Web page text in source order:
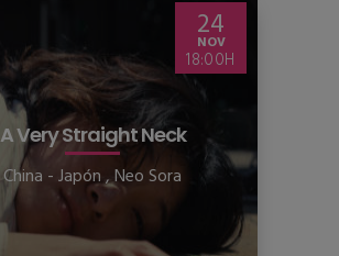
24
NOV
18:00
A Very Straight Neck
China - Japón,Neo Sora